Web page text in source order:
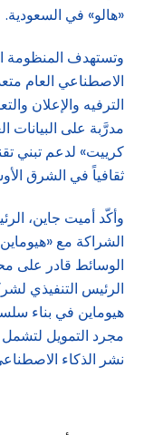
«هالو» في السعودية.
وتستهدف المنظومة
الاصطناعي العام
الترفيه والإعلان
مدرَّبة على البيانات
كرييت» لدعم تبني
ثقافياً في الشرق
وأكّد أميت جاين،
الشراكة مع
الوسائط قادر على
الرئيس التنفيذي
هيوماين في بناء
مجرد التمويل لتشمل
نشر الذكاء